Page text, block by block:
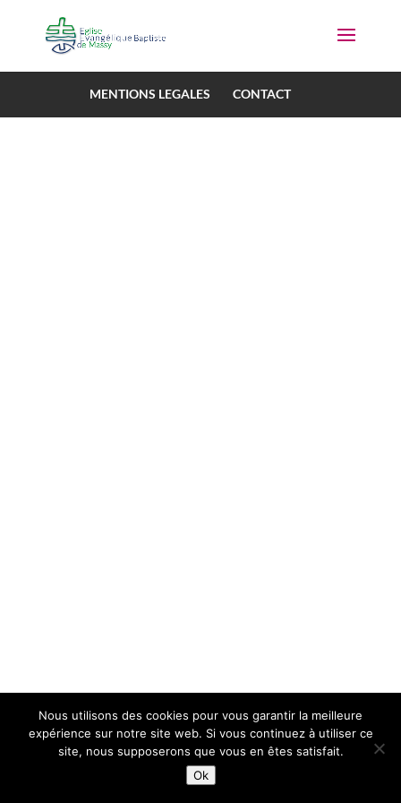
MENTIONS LEGALES CONTACT
Nous utilisons des cookies pour vous garantir la meilleure
expérience sur notre site web. Si vous continuez à utiliser ce
site, nous supposerons que vous en êtes satisfait.
Ok